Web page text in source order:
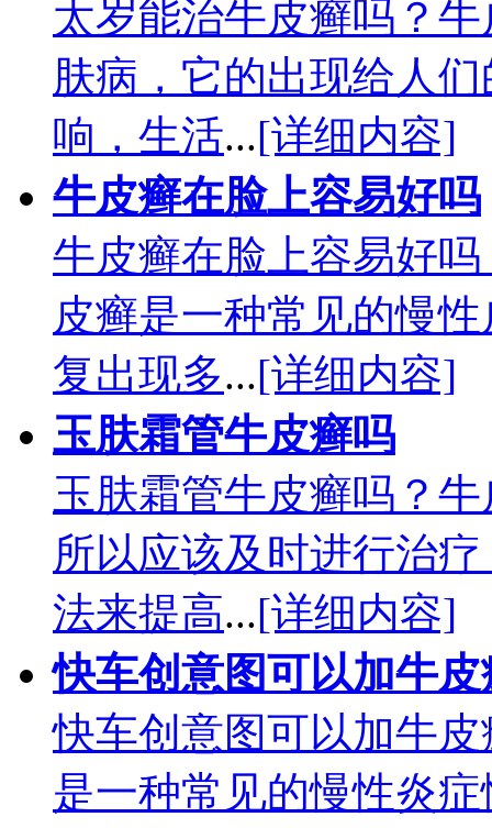
太岁能治牛皮癣吗？
肤病，它的出现给人
响，生活...[详细内容]
牛皮癣在脸上容易好吗
牛皮癣在脸上容易好
皮癣是一种常见的慢
复出现多...[详细内容]
玉肤霜管牛皮癣吗
玉肤霜管牛皮癣吗？
所以应该及时进行治
法来提高...[详细内容]
快车创意图可以加牛皮
快车创意图可以加牛
是一种常见的慢性炎